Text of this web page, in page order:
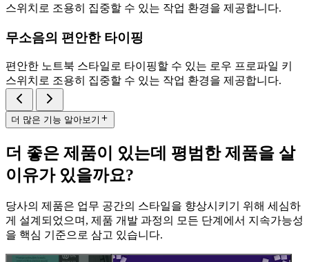
스위치로 조용히 집중할 수 있는 작업 환경을 제공합니다.
무소음의 편안한 타이핑
편안한 노트북 스타일로 타이핑할 수 있는 로우 프로파일 키
스위치로 조용히 집중할 수 있는 작업 환경을 제공합니다.
더 많은 기능 알아보기
더 좋은 제품이 있는데 평범한 제품을 살
이유가 있을까요?
당사의 제품은 업무 공간의 스타일을 향상시키기 위해 세심하
게 설계되었으며, 제품 개발 과정의 모든 단계에서 지속가능성
을 핵심 기준으로 삼고 있습니다.